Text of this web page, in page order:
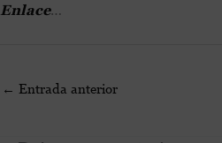
Enlace…
← Entrada anterior